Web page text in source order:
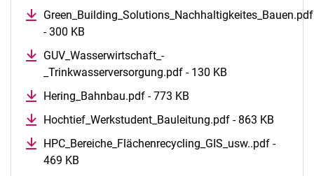
Green_Building_Solutions_Nachhaltigkeites_Bauen.pdf
- 300 KB
GUV_Wasserwirtschaft_-
_Trinkwasserversorgung.pdf - 130 KB
Hering_Bahnbau.pdf - 773 KB
Hochtief_Werkstudent_Bauleitung.pdf - 863 KB
HPC_Bereiche_Flächenrecycling_GIS_usw..pdf -
469 KB